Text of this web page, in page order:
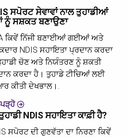
ਸਪੋਰਟ ਸੇਵਾਵਾਂ ਨਾਲ ਤੁਹਾਡੀਆਂ
ਨੂੰ ਸਸ਼ਕਤ ਬਣਾਉਣਾ
ਕਿਵੇਂ ਨਿੱਜੀ ਬਣਾਈਆਂ ਗਈਆਂ ਅਤੇ
NDIS ਸਹਾਇਤਾ ਪ੍ਰਦਾਨ ਕਰਦਾ
ਚੋਣ ਅਤੇ ਨਿਯੰਤਰਣ ਨੂੰ ਸ਼ਕਤੀ
ਕਰਦਾ ਹੈ। ਤੁਹਾਡੇ ਟੀਚਿਆਂ ਲਈ
ਕੀਤੀ ਦੇਖਭਾਲ।.
NDIS ਸਹਾਇਤਾ ਕਾਫ਼ੀ ਹੈ?
ਸਪੋਰਟ ਦੀ ਗੁਣਵੱਤਾ ਦਾ ਨਿਰਣਾ ਕਿਵੇਂ